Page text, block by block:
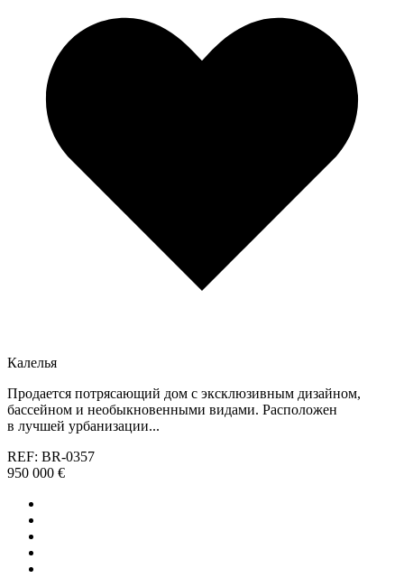
Калелья
Продается потрясающий дом с эксклюзивным дизайном,
бассейном и необыкновенными видами. Расположен
в лучшей урбанизации...
REF: BR-0357
950 000 €